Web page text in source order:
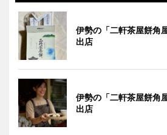
伊勢の「二軒茶屋餅角
出店
伊勢の「二軒茶屋餅角
出店